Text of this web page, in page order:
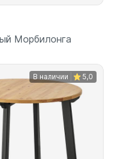
В корзину
Морбилонга
В наличии 5,0